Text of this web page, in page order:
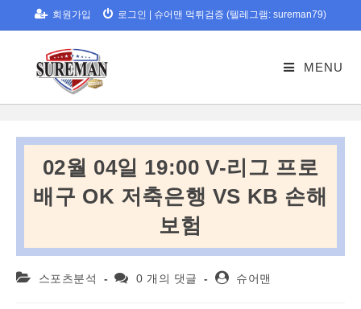
to
회원가입 로그인 슈어맨 먹튀검증 (텔레그램: sureman79)
MENU
02월 04일 19:00 V-리그 프로
배구 OK 저축은행 VS KB 손해
보험
Post 스포츠분석
Post0 개의 댓글
Post슈어맨